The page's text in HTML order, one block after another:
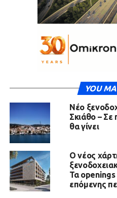
YOU
Νέο
Σκιάθο – Σε
θα γίνει
Ο νέος
Τα openings
επόμενης